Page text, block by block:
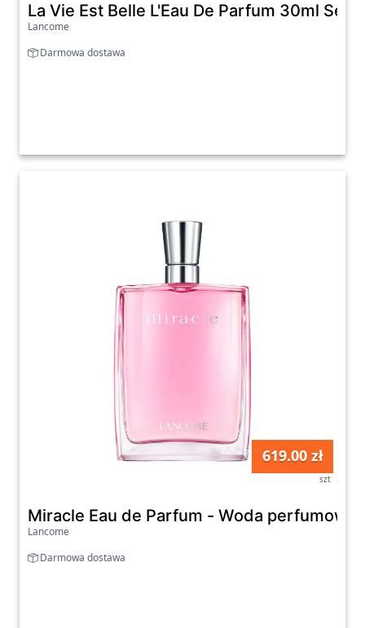
La Vie Est Belle L'Eau De Parfum 30ml Set
Lancome
Darmowa dostawa
619.00 zł
szt
Miracle Eau de Parfum - Woda
Lancome
Darmowa dostawa